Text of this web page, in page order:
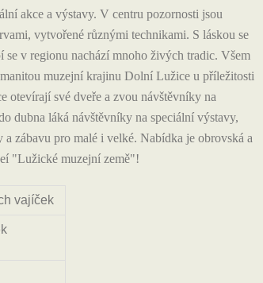
akce a výstavy. V centru pozornosti jsou
vytvořené různými technikami. S láskou se
v regionu nachází mnoho živých tradic. Všem
muzejní krajinu Dolní Lužice u příležitosti
otevírají své dveře a zvou návštěvníky na
dubna láká návštěvníky na speciální výstavy,
zábavu pro malé i velké. Nabídka je obrovská a
"Lužické muzejní země"!
vajíček